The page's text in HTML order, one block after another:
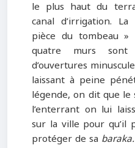
le plus haut du
canal d’irrigation.
pièce du tombeau
quatre murs
d’ouvertures
laissant à peine
légende, on dit que le
l’enterrant on lui
sur la ville pour qu’il
protéger de sa baraka.